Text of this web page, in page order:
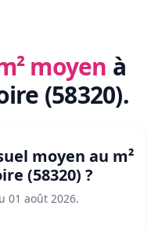
moyen à
(58320).
moyen au m²
(58320) ?
01 août 2026.